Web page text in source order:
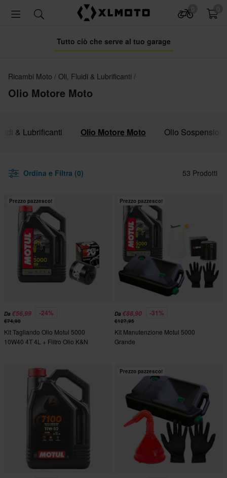
Tutto ciò che serve al tuo garage
Ricambi Moto Oli, Fluidi & Lubrificanti
Olio Motore Moto
& Lubrificanti Olio Motore Moto Olio Sospensioni
Ordina e Filtra (0) 53 Prodotti
Prezzo pazzesco!
Da €56,99 -24%
€74,98
Kit Tagliando Olio Motul 5000
10W40 4T 4L + Filtro Olio K&N
Prezzo pazzesco!
Da €88,90 -31%
€127,95
Kit Manutenzione Motul 5000
Grande
Prezzo pazzesco!